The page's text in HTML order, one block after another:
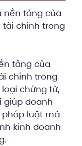
nền tảng của
chính trong
tảng của
chính trong
chứng từ,
giúp doanh
luật mà
kinh doanh